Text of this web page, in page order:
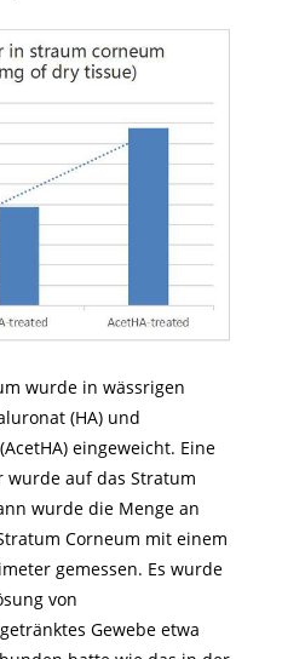
wurde in wässrigen
(HA) und
eingeweicht. Eine
wurde auf das Stratum
wurde die Menge an
Corneum mit einem
gemessen. Es wurde
von
Gewebe etwa